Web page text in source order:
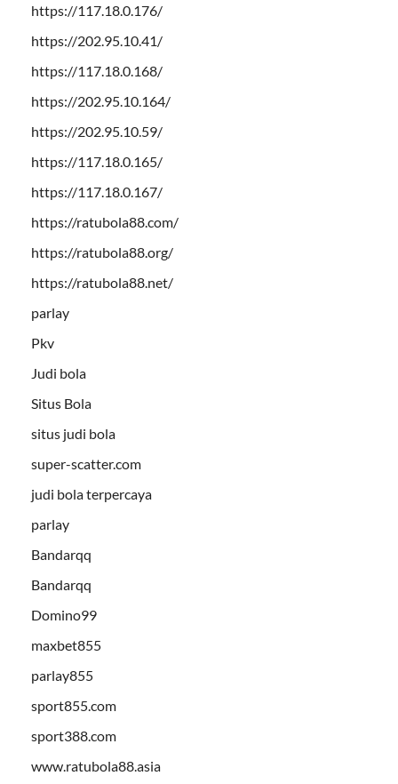
https://117.18.0.176/
https://202.95.10.41/
https://117.18.0.168/
https://202.95.10.164/
https://202.95.10.59/
https://117.18.0.165/
https://117.18.0.167/
https://ratubola88.com/
https://ratubola88.org/
https://ratubola88.net/
parlay
Pkv
Judi bola
Situs Bola
situs judi bola
super-scatter.com
judi bola terpercaya
parlay
Bandarqq
Bandarqq
Domino99
maxbet855
parlay855
sport855.com
sport388.com
www.ratubola88.asia